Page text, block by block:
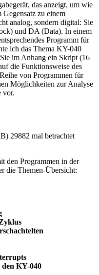
das anzeigt, um wie
zu einem
analog, sondern digital: Sie
und DA (Data). In einem
Programm für
ich das Thema KY-040
im Anhang ein Skript (16
die Funktionsweise des
von Programmen für
Möglichkeiten zur Analyse
vor.
29882 mal betrachtet
den Programmen in der
die Themen-Übersicht:
KY-040